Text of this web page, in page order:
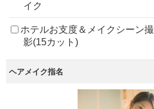
イク
ホテルお支度＆メイクシーン撮
影(15カット)
ヘアメイク指名